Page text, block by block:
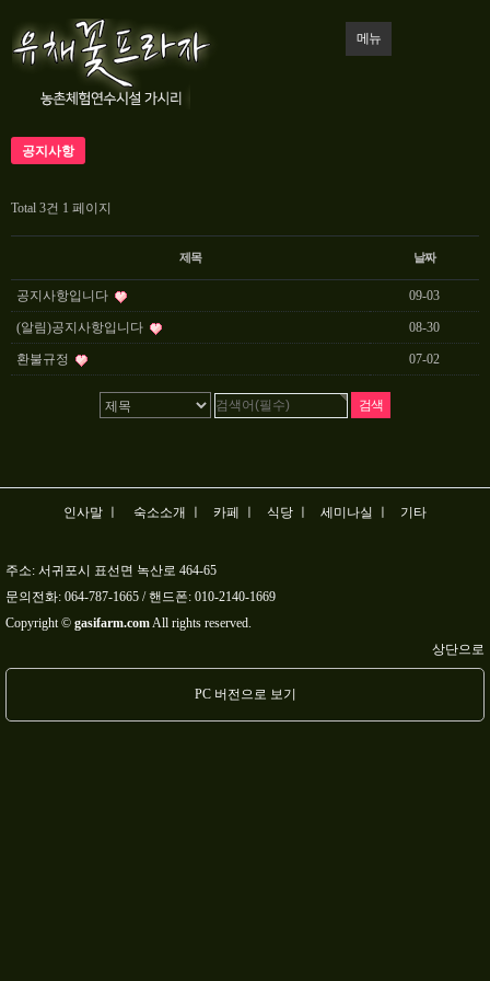
메뉴
공지사항
Total 3건 1 페이지
제목 날짜
공지사항입니다 09-03
(알림)공지사항입니다 08-30
환불규정 07-02
인사말 ㅣ 숙소소개 ㅣ 카페 ㅣ 식당 ㅣ 세미나실 ㅣ 기타
주소: 서귀포시 표선면 녹산로 464-65
문의전화: 064-787-1665 / 핸드폰: 010-2140-1669
Copyright © gasifarm.comAll rights reserved.
상단으로
PC 버전으로 보기